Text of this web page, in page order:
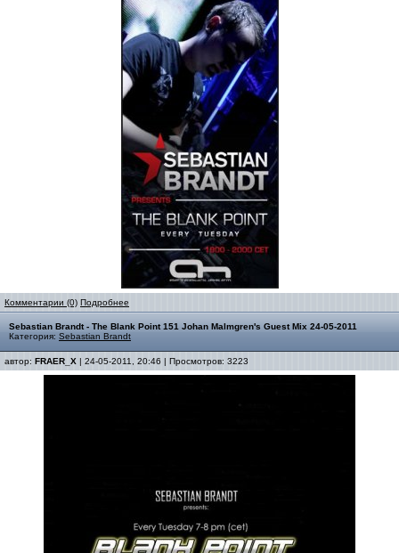
Комментарии (0) Подробнее
Sebastian Brandt - The Blank Point 151 Johan Malmgren's Guest Mix 24-05-2011
Категория: Sebastian Brandt
автор: FRAER_X | 24-05-2011, 20:46 | Просмотров: 3223